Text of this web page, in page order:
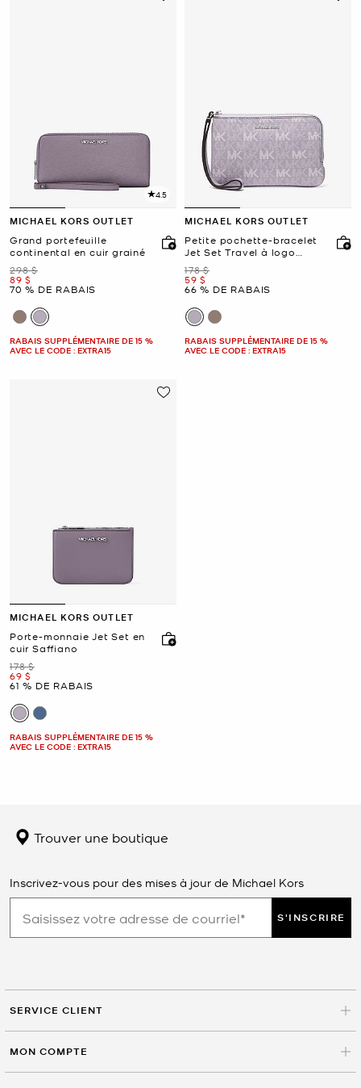
4.5
MICHAEL KORS OUTLET
Grand portefeuille
continental en cuir grainé
était
298 $
maintenant
89 $
70 % DE RABAIS
RABAIS SUPPLÉMENTAIRE DE 15 %
AVEC LE CODE : EXTRA15
MICHAEL KORS OUTLET
Petite pochette-bracelet
Jet Set Travel à logo
Signature
était
178 $
maintenant
59 $
66 % DE RABAIS
RABAIS SUPPLÉMENTAIRE DE 15 %
AVEC LE CODE : EXTRA15
MICHAEL KORS OUTLET
Porte-monnaie Jet Set en
cuir Saffiano
était
178 $
maintenant
69 $
61 % DE RABAIS
RABAIS SUPPLÉMENTAIRE DE 15 %
AVEC LE CODE : EXTRA15
Trouver une boutique
Inscrivez-vous pour des mises à jour de Michael Kors
S'INSCRIRE
SERVICE CLIENT
MON COMPTE